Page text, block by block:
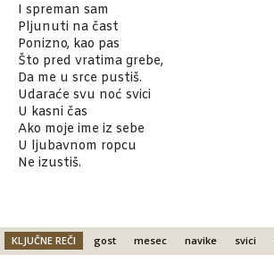
I spreman sam
Pljunuti na čast
Ponizno, kao pas
Što pred vratima grebe,
Da me u srce pustiš.
Udaraće svu noć svici
U kasni čas
Ako moje ime iz sebe
U ljubavnom ropcu
Ne izustiš.
KLJUČNE REČI gost mesec navike svici